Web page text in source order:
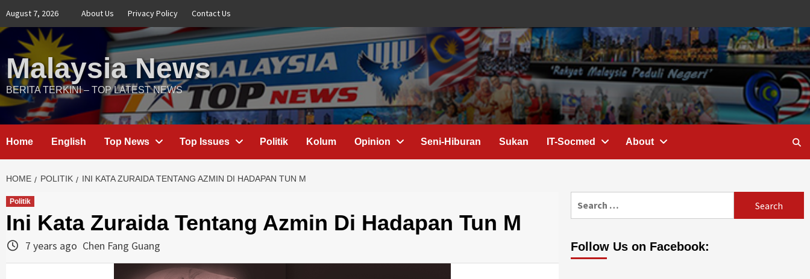
content
August 7, 2026 About Us Privacy Policy Contact Us
Malaysia News
BERITA TERKINI – TOP LATEST NEWS
Home English Top News Top Issues Politik Kolum Opinion Seni-Hiburan Sukan IT-Socmed About
HOME POLITIK INI KATA ZURAIDA TENTANG AZMIN DI HADAPAN TUN M
Politik
Ini Kata Zuraida Tentang Azmin Di Hadapan Tun M
7 years ago Chen Fang Guang Follow Us on Facebook: